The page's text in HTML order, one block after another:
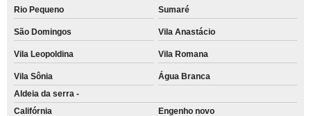
Rio Pequeno Sumaré
São Domingos Vila Anastácio
Vila Leopoldina Vila Romana
Vila Sônia
Água Branca
Aldeia da serra -
Califórnia
Engenho novo